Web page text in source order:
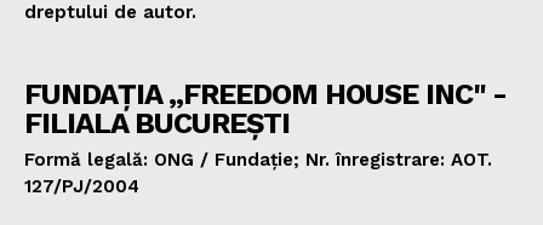
dreptului de autor.
FUNDAȚIA „FREEDOM HOUSE INC" -
FILIALA BUCUREȘTI
Formă legală: ONG / Fundație; Nr. înregistrare: AOT.
127/PJ/2004